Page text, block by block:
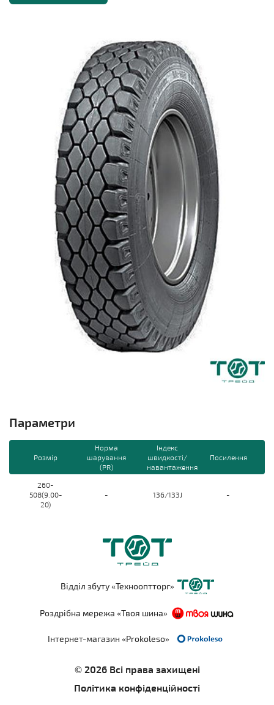
Параметри
Розмір
Норма
шарування
(PR)
Індекс
швидкості/
навантаження
Посилення
260-
508(9.00-
20)
- 136/133J -
Відділ збуту «Технооптторг»
Роздрібна мережа «Твоя шина»
Інтернет-магазин «Prokoleso»
© 2026 Всі права захищені
Політика конфіденційності